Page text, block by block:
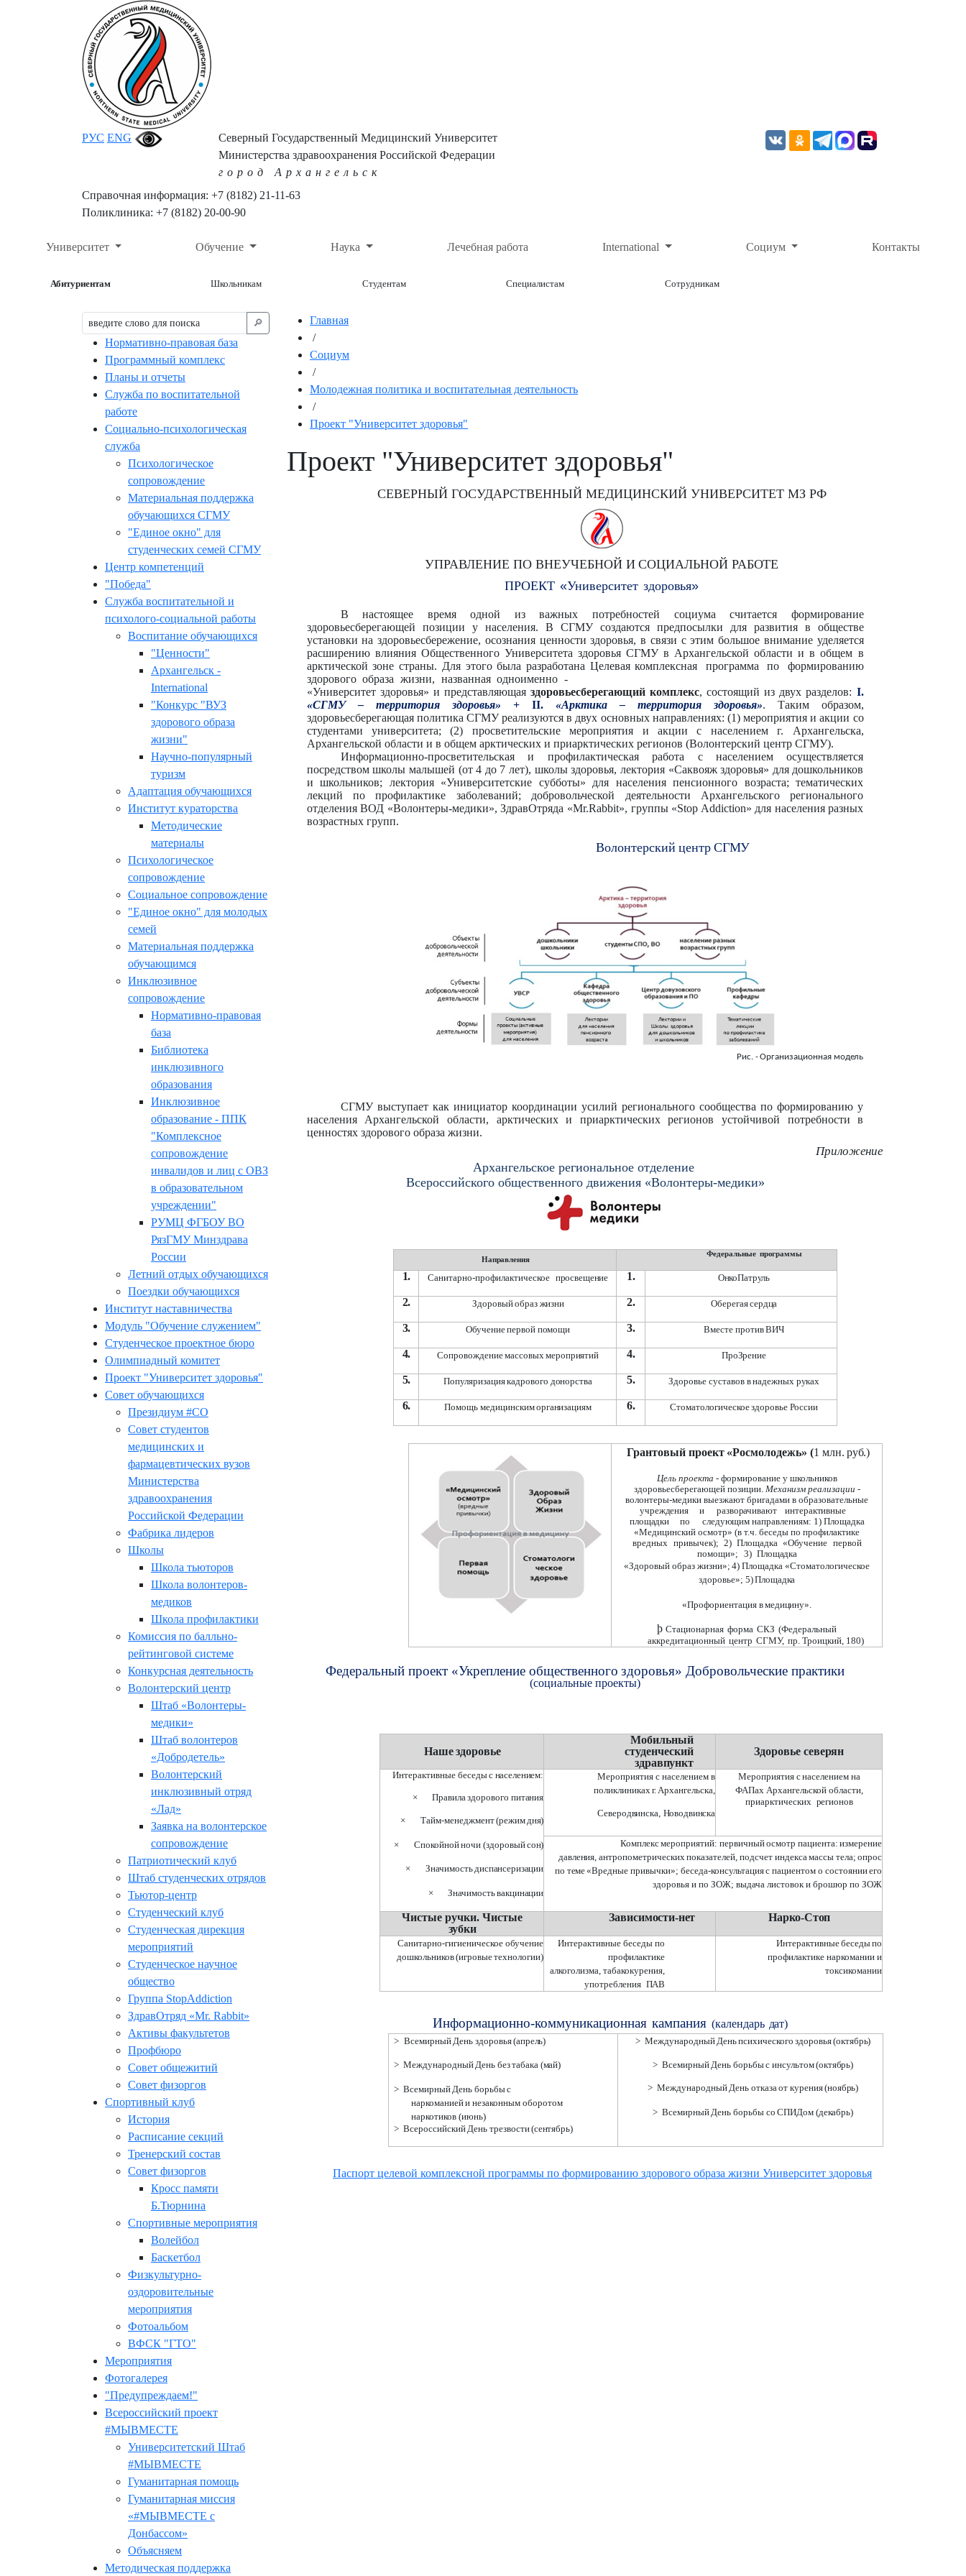
РУС ENG
Северный Государственный Медицинский Университет
Министерства здравоохранения Российской Федерации
город Архангельск
Справочная информация: +7 (8182) 21-11-63
Поликлиника: +7 (8182) 20-00-90
Университет Обучение Наука Лечебная работа International Социум Контакты
Абитуриентам Школьникам Студентам Специалистам Сотрудникам
🔎︎
Нормативно-правовая база
Программный комплекс
Планы и отчеты
Служба по воспитательной
работе
Социально-психологическая
служба
Психологическое
сопровождение
Материальная поддержка
обучающихся СГМУ
"Единое окно" для
студенческих семей СГМУ
Центр компетенций
"Победа"
Служба воспитательной и
психолого-социальной работы
Воспитание обучающихся
"Ценности"
Архангельск -
International
"Конкурс "ВУЗ
здорового образа
жизни"
Научно-популярный
туризм
Адаптация обучающихся
Институт кураторства
Методические
материалы
Психологическое
сопровождение
Социальное сопровождение
"Единое окно" для молодых
семей
Материальная поддержка
обучающимся
Инклюзивное
сопровождение
Нормативно-правовая
база
Библиотека
инклюзивного
образования
Инклюзивное
образование - ППК
"Комплексное
сопровождение
инвалидов и лиц с ОВЗ
в образовательном
учреждении"
РУМЦ ФГБОУ ВО
РязГМУ Минздрава
России
Летний отдых обучающихся
Поездки обучающихся
Институт наставничества
Модуль "Обучение служением"
Студенческое проектное бюро
Олимпиадный комитет
Проект "Университет здоровья"
Совет обучающихся
Президиум #СО
Совет студентов
медицинских и
фармацевтических вузов
Министерства
здравоохранения
Российской Федерации
Фабрика лидеров
Школы
Школа тьюторов
Школа волонтеров-
медиков
Школа профилактики
Комиссия по балльно-
рейтинговой системе
Конкурсная деятельность
Волонтерский центр
Штаб «Волонтеры-
медики»
Штаб волонтеров
«Добродетель»
Волонтерский
инклюзивный отряд
«Лад»
Заявка на волонтерское
сопровождение
Патриотический клуб
Штаб студенческих отрядов
Тьютор-центр
Студенческий клуб
Студенческая дирекция
мероприятий
Студенческое научное
общество
Группа StopAddiction
ЗдравОтряд «Mr. Rabbit»
Активы факультетов
Профбюро
Совет общежитий
Совет физоргов
Спортивный клуб
История
Расписание секций
Тренерский состав
Совет физоргов
Кросс памяти
Б.Тюрнина
Спортивные мероприятия
Волейбол
Баскетбол
Физкультурно-
оздоровительные
мероприятия
Фотоальбом
ВФСК "ГТО"
Мероприятия
Фотогалерея
"Предупреждаем!"
Всероссийский проект
#МЫВМЕСТЕ
Университетский Штаб
#МЫВМЕСТЕ
Гуманитарная помощь
Гуманитарная миссия
«#МЫВМЕСТЕ с
Донбассом»
Объясняем
Методическая поддержка
Главная
/
Социум
/
Молодежная политика и воспитательная деятельность
/
Проект "Университет здоровья"
Проект "Университет здоровья"
СЕВЕРНЫЙ ГОСУДАРСТВЕННЫЙ МЕДИЦИНСКИЙ УНИВЕРСИТЕТ МЗ РФ
УПРАВЛЕНИЕ ПО ВНЕУЧЕБНОЙ И СОЦИАЛЬНОЙ РАБОТЕ
ПРОЕКТ «Университет здоровья»
В настоящее время одной из важных потребностей социума считается формирование
здоровьесберегающей позиции у населения. В СГМУ создаются предпосылки для развития в обществе
установки на здоровьесбережение, осознания ценности здоровья, в связи с этим большое внимание уделяется
расширению влияния Общественного Университета здоровья СГМУ в Архангельской области и в общем в
арктической зоне страны. Для этого была разработана Целевая комплексная
программа по
формированию
здорового образа жизни, названная одноименно -
«Университет здоровья» и представляющаяздоровьесберегающий комплекс, состоящий из двух разделов: I.
«СГМУ – территория здоровья» + II. «Арктика – территория здоровья». Таким образом,
здоровьесберегающая политика СГМУ реализуются в двух основных направлениях: (1) мероприятия и акции со
студентами университета; (2) просветительские мероприятия и акции с населением г. Архангельска,
Архангельской области и в общем арктических и приарктических регионов (Волонтерский центр СГМУ).
Информационно-просветительская и профилактическая работа с населением осуществляется
посредством школы малышей (от 4 до 7 лет), школы здоровья, лектория «Саквояж здоровья» для дошкольников
и школьников; лектория «Университетские субботы» для населения пенсионного возраста; тематических
лекций по профилактике заболеваний; добровольческой деятельности Архангельского регионального
отделения ВОД «Волонтеры-медики», ЗдравОтряда «Mr.Rabbit», группы «Stop Addiction» для населения разных
возрастных групп.
Волонтерский центр СГМУ
Рис. - Организационная модель
СГМУ выступает как инициатор координации усилий регионального сообщества по формированию у
населения Архангельской области, арктических и приарктических регионов устойчивой потребности в
ценностях здорового образа жизни.
Приложение
Архангельское региональное отделение
Всероссийского общественного движения «Волонтеры-медики»
Направления
Федеральные программы
1. Санитарно-профилактическое просвещение 1. ОнкоПатруль
2. Здоровыйобраз жизни 2. Оберегаясердца
3. Обучениепервой помощи 3. Вместе противВИЧ
4. Сопровождениемассовых мероприятий 4. ПроЗрение
5. Популяризациякадрового донорства 5. Здоровье суставов внадежных руках
6. Помощь медицинскиморганизациям 6. Стоматологическоездоровье России
Грантовый проект «Росмолодежь» (1 млн. руб.)
Цель проекта - формирование у школьников
здоровьесберегающей позиции. Механизм реализации -
волонтеры-медики выезжают бригадами в образовательные
учреждения
и разворачивают
интерактивные
площадки
по следующим направлениям: 1) Площадка
«Медицинский осмотр» (в т.ч. беседы по профилактике
вредных привычек); 2) Площадка «Обучение первой
помощи»; 3) Площадка
«Здоровый образ жизни»; 4) Площадка «Стоматологическое
здоровье»; 5)Площадка
«Профориентация вмедицину».
þ Стационарная форма СКЗ (Федеральный
аккредитационный центр СГМУ, пр. Троицкий, 180)
Федеральный проект «Укрепление общественного здоровья» Добровольческие практики
(социальные проекты)
Нашездоровье
Мобильный
студенческий
здравпункт
Здоровье северян
Интерактивные беседыс населением:
×Правила здорового питания
× Тайм-менеджмент(режим дня)
× Спокойнойночи (здоровыйсон)
× Значимость диспансеризации
× Значимостьвакцинации
Мероприятия с населением в
поликлиниках г. Архангельска,
Северодвинска, Новодвинска
Мероприятия снаселением на
ФАПах Архангельской области,
приарктических регионов
Комплексмероприятий: первичныйосмотр пациента: измерение
давления, антропометрических показателей, подсчет индекса массы тела; опрос
по теме«Вредные привычки»; беседа-консультацияс пациентом о состоянииего
здоровья и по ЗОЖ; выдача листовок и брошюр по ЗОЖ
Чистые ручки. Чистые
зубки
Зависимости-нет Нарко-Стоп
Санитарно-гигиеническое обучение
дошкольников(игровыетехнологии)
Интерактивные беседы по
профилактике
алкоголизма, табакокурения,
употребления ПАВ
Интерактивныебеседыпо
профилактике наркомании и
токсикомании
Информационно-коммуникационная кампания (календарь дат)
> Всемирный День здоровья(апрель)
> Международный День безтабака (май)
> Всемирный День борьбыс
наркоманиейи незаконным оборотом
наркотиков (июнь)
> Всероссийский День трезвости(сентябрь)
> Международный Деньпсихического здоровья(октябрь)
> Всемирный День борьбыс инсультом(октябрь)
> Международный День отказа от курения(ноябрь)
> Всемирный День борьбы со СПИДом (декабрь)
Паспорт целевой комплексной программы по формированию здорового образа жизни Университет здоровья